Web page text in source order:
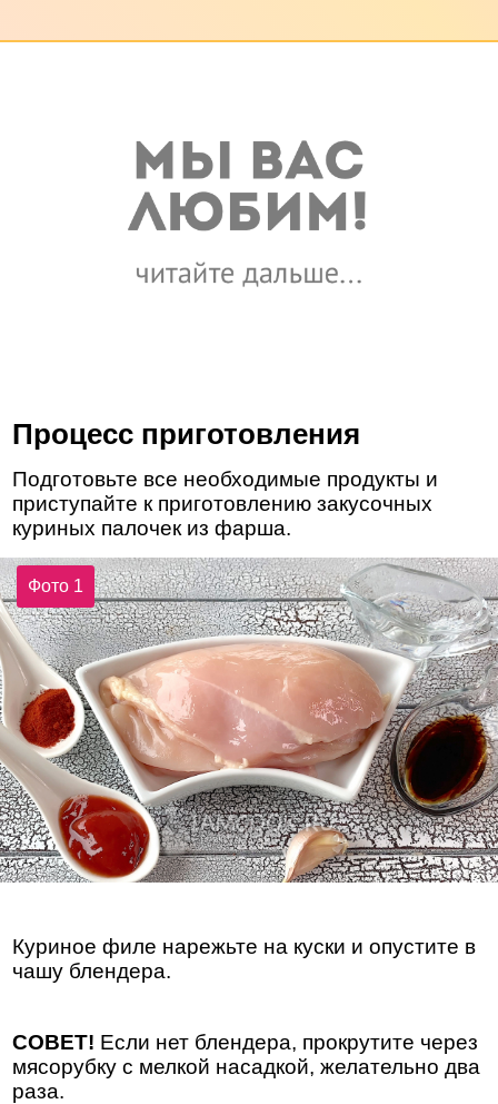
Процесс приготовления
Подготовьте все необходимые продукты и
приступайте к приготовлению закусочных
куриных палочек из фарша.
Фото 1
Куриное филе нарежьте на куски и опустите в
чашу блендера.
СОВЕТ! Если нет блендера, прокрутите через
мясорубку с мелкой насадкой, желательно два
раза.